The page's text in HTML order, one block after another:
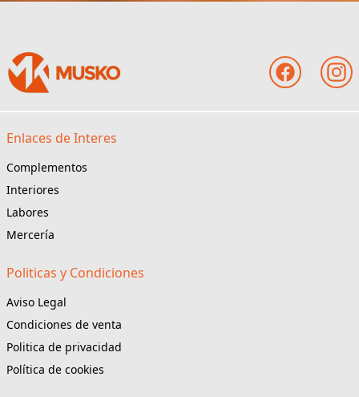
Enlaces de Interes
Complementos
Interiores
Labores
Mercería
Politicas y Condiciones
Aviso Legal
Condiciones de venta
Politica de privacidad
Política de cookies